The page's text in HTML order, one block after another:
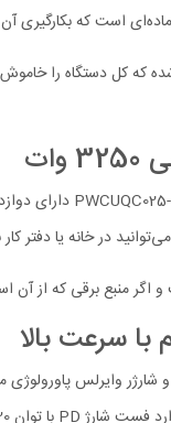
شده که کل دستگاه را
در خانه یا دفتر
سرعت بالا